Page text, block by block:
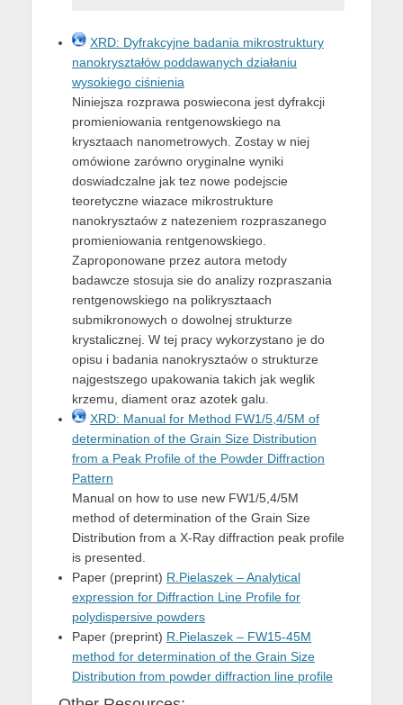
XRD: Dyfrakcyjne badania mikrostruktury
nanokryształów poddawanych działaniu
wysokiego ciśnienia
Niniejsza rozprawa poswiecona jest dyfrakcji
promieniowania rentgenowskiego na
krysztaach nanometrowych. Zostay w niej
omówione zarówno oryginalne wyniki
doswiadczalne jak tez nowe podejscie
teoretyczne wiazace mikrostrukture
nanokrysztaów z natezeniem rozpraszanego
promieniowania rentgenowskiego.
Zaproponowane przez autora metody
badawcze stosuja sie do analizy rozpraszania
rentgenowskiego na polikrysztaach
submikronowych o dowolnej strukturze
krystalicznej. W tej pracy wykorzystano je do
opisu i badania nanokrysztaów o strukturze
najgestszego upakowania takich jak weglik
krzemu, diament oraz azotek galu.
XRD: Manual for Method FW1/5,4/5M of
determination of the Grain Size Distribution
from a Peak Profile of the Powder Diffraction
Pattern
Manual on how to use new FW1/5,4/5M
method of determination of the Grain Size
Distribution from a X-Ray diffraction peak profile
is presented.
Paper (preprint) R.Pielaszek – Analytical
expression for Diffraction Line Profile for
polydispersive powders
Paper (preprint) R.Pielaszek – FW15-45M
method for determination of the Grain Size
Distribution from powder diffraction line profile